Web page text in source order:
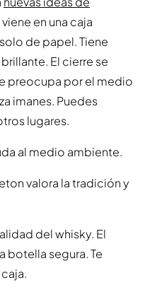
en una caja
de papel. Tiene
El cierre se
preocupa por el medio
imanes. Puedes
lugares.
al medio ambiente.
valora la tradición y
del whisky. El
botella segura. Te